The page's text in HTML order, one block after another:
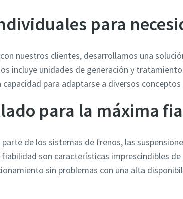
para
nuestros clientes, desarrollamos una
incluye unidades de generación y
capacidad para adaptarse a diversos
para la máxima
de los sistemas de frenos, las
son características imprescindibles
sin problemas con una alta